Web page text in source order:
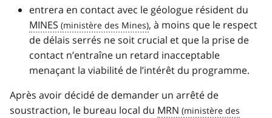
entrera en contact avec le géologue résident du
MINES
, à moins que le respect
de délais serrés ne soit crucial et que la prise de
contact n’entraîne un retard inacceptable
menaçant la viabilité de l’intérêt du programme.
Après avoir décidé de demander un arrêté de
soustraction, le bureau local du MRN